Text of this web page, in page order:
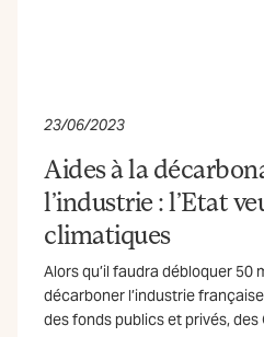
23/06/2023
Aides à la
l’industrie : l’Etat
climatiques
Alors qu’il faudra débloquer 50
décarboner l’industrie
des fonds publics et privés, des